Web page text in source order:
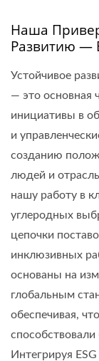
Наша
Развитию —
Устойчивое
— это основная
инициативы в
и
созданию
людей и
нашу работу в
углеродных
цепочки
инклюзивных
основаны на
глобальным
обеспечивая,
Интегрируя